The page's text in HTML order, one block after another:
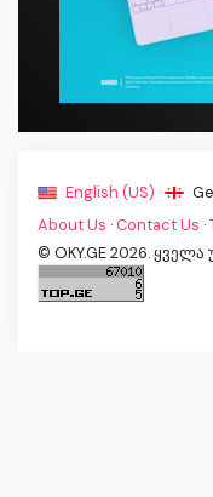
English (US) ·
About Us · Contact Us ·
© OKY.GE 2026.